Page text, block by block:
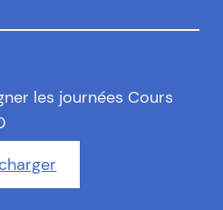
les journées Cours